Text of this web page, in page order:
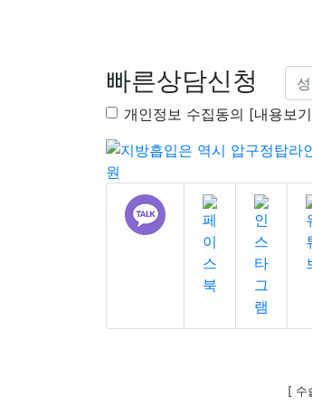
빠른상담신청
개인정보 수집동의 [내용보
[ 수